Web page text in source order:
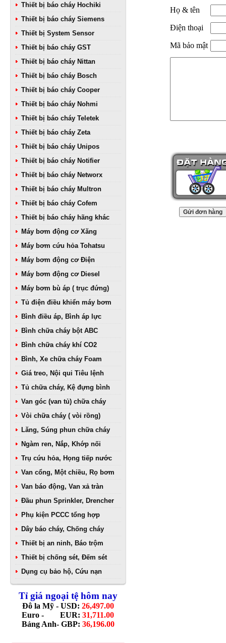
Thiết bị báo cháy Hochiki
Thiết bị báo cháy Siemens
Thiết bị System Sensor
Thiết bị báo cháy GST
Thiết bị báo cháy Nittan
Thiết bị báo cháy Bosch
Thiết bị báo cháy Cooper
Thiết bị báo cháy Nohmi
Thiết bị báo cháy Teletek
Thiết bị báo cháy Zeta
Thiết bị báo cháy Unipos
Thiết bị báo cháy Notifier
Thiết bị báo cháy Networx
Thiết bị báo cháy Multron
Thiết bị báo cháy Cofem
Thiết bị báo cháy hãng khác
Máy bơm động cơ Xăng
Máy bơm cứu hỏa Tohatsu
Máy bơm động cơ Điện
Máy bơm động cơ Diesel
Máy bơm bù áp ( trục đứng)
Tủ điện điều khiển máy bơm
Bình điều áp, Bình áp lực
Bình chữa cháy bột ABC
Bình chữa cháy khí CO2
Bình, Xe chữa cháy Foam
Giá treo, Nội qui Tiêu lệnh
Tủ chữa cháy, Kệ đựng bình
Van góc (van tủ) chữa cháy
Vòi chữa cháy ( vòi rồng)
Lăng, Súng phun chữa cháy
Ngàm ren, Nắp, Khớp nối
Trụ cứu hỏa, Họng tiếp nước
Van cổng, Một chiều, Rọ bơm
Van báo động, Van xả tràn
Đầu phun Sprinkler, Drencher
Phụ kiện PCCC tổng hợp
Dây báo cháy, Chống cháy
Thiết bị an ninh, Báo trộm
Thiết bị chống sét, Đếm sét
Dụng cụ bảo hộ, Cứu nạn
Tỉ giá ngoại tệ hôm nay
Đô la Mỹ - USD: 26,497.00
Euro - EUR: 31,711.00
Bảng Anh- GBP: 36,196.00
Họ & tên
Điện thoại
Mã bảo mật